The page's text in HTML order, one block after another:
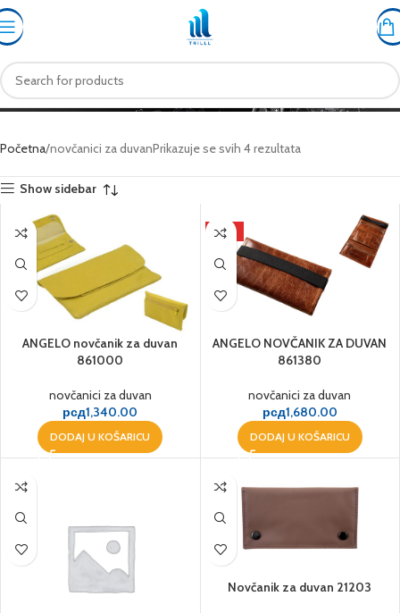
novčanici za duvan
Početna novčanici za duvanPrikazuje se svih 4 rezultata
Show sidebar
ANGELO novčanik za duvan
861000
novčanici za duvan
рсд1,340.00
DODAJ U KOŠARICU
HOT
ANGELO NOVČANIK ZA DUVAN
861380
novčanici za duvan
рсд1,680.00
DODAJ U KOŠARICU
Novčanik za duvan 21203